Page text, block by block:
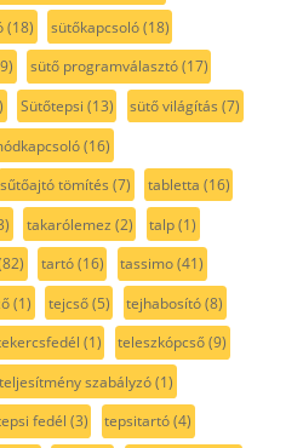
(18) sütőkapcsoló(18)
sütő programválasztó(17)
Sütőtepsi (13) sütő világítás (7)
(16)
sűtőajtó tömítés (7) tabletta (16)
takarólemez (2) talp(1)
tartó(16) tassimo(41)
(1) tejcső(5) tejhabosító(8)
(1) teleszkópcső(9)
teljesítmény szabályzó(1)
fedél (3) tepsitartó(4)